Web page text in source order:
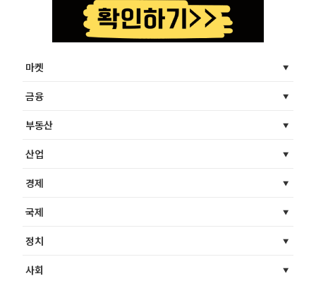
마켓
금융
부동산
산업
경제
국제
정치
사회